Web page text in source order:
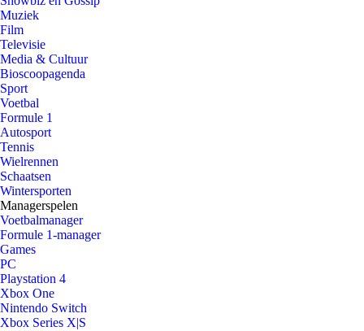
Muziek
Film
Televisie
Media & Cultuur
Bioscoopagenda
Sport
Voetbal
Formule 1
Autosport
Tennis
Wielrennen
Schaatsen
Wintersporten
Managerspelen
Voetbalmanager
Formule 1-manager
Games
PC
Playstation 4
Xbox One
Nintendo Switch
Xbox Series X|S